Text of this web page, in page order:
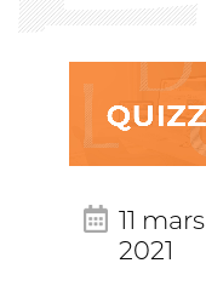
11 mars
2021